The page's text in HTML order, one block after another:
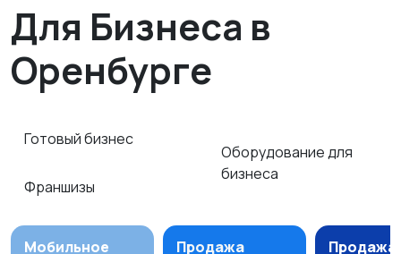
Для Бизнеса в
Оренбурге
Готовый бизнес
Франшизы
Оборудование для
бизнеса
Мобильное
Продажа
Продажа